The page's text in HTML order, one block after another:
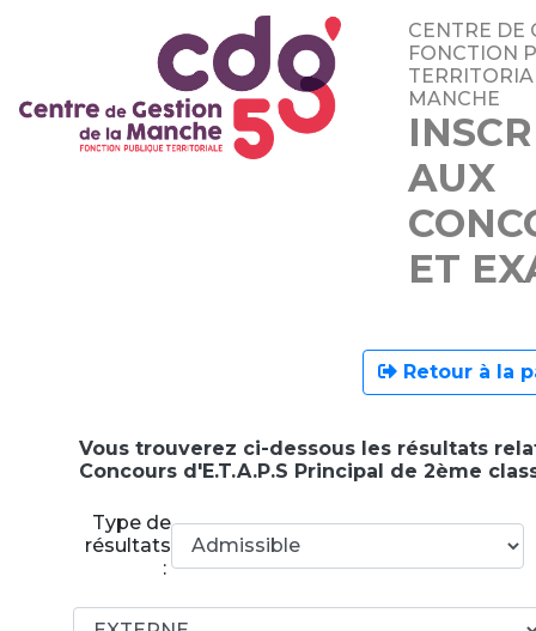
CENTRE DE
FONCTION
MANCHE
AUX
ET
Retour à la
Vous trouverez ci-dessous les résultats
Concours d'E.T.A.P.S Principal de 2ème
Type de
résultats
: